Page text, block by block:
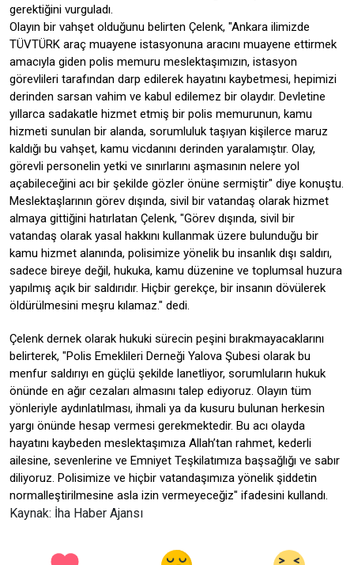
gerektiğini vurguladı.
Olayın bir vahşet olduğunu belirten Çelenk, "Ankara ilimizde
TÜVTÜRK araç muayene istasyonuna aracını muayene ettirmek
amacıyla giden polis memuru meslektaşımızın, istasyon
görevlileri tarafından darp edilerek hayatını kaybetmesi, hepimizi
derinden sarsan vahim ve kabul edilemez bir olaydır. Devletine
yıllarca sadakatle hizmet etmiş bir polis memurunun, kamu
hizmeti sunulan bir alanda, sorumluluk taşıyan kişilerce maruz
kaldığı bu vahşet, kamu vicdanını derinden yaralamıştır. Olay,
görevli personelin yetki ve sınırlarını aşmasının nelere yol
açabileceğini acı bir şekilde gözler önüne sermiştir" diye konuştu.
Meslektaşlarının görev dışında, sivil bir vatandaş olarak hizmet
almaya gittiğini hatırlatan Çelenk, "Görev dışında, sivil bir
vatandaş olarak yasal hakkını kullanmak üzere bulunduğu bir
kamu hizmet alanında, polisimize yönelik bu insanlık dışı saldırı,
sadece bireye değil, hukuka, kamu düzenine ve toplumsal huzura
yapılmış açık bir saldırıdır. Hiçbir gerekçe, bir insanın dövülerek
öldürülmesini meşru kılamaz." dedi.
Çelenk dernek olarak hukuki sürecin peşini bırakmayacaklarını
belirterek, "Polis Emeklileri Derneği Yalova Şubesi olarak bu
menfur saldırıyı en güçlü şekilde lanetliyor, sorumluların hukuk
önünde en ağır cezaları almasını talep ediyoruz. Olayın tüm
yönleriyle aydınlatılması, ihmali ya da kusuru bulunan herkesin
yargı önünde hesap vermesi gerekmektedir. Bu acı olayda
hayatını kaybeden meslektaşımıza Allah’tan rahmet, kederli
ailesine, sevenlerine ve Emniyet Teşkilatımıza başsağlığı ve sabır
diliyoruz. Polisimize ve hiçbir vatandaşımıza yönelik şiddetin
normalleştirilmesine asla izin vermeyeceğiz" ifadesini kullandı.
Kaynak: İha Haber Ajansı